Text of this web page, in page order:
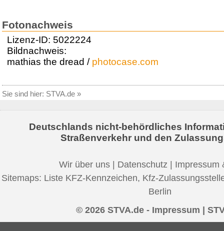
Fotonachweis
Lizenz-ID: 5022224
Bildnachweis:
mathias the dread / photocase.com
Sie sind hier: STVA.de »
Deutschlands nicht-behördliches
Straßenverkehr und den
Wir über uns Datenschutz
Impressum
Sitemaps: Liste KFZ-Kennzeichen, Kfz-
Berlin
© 2026 STVA.de - Impressum |